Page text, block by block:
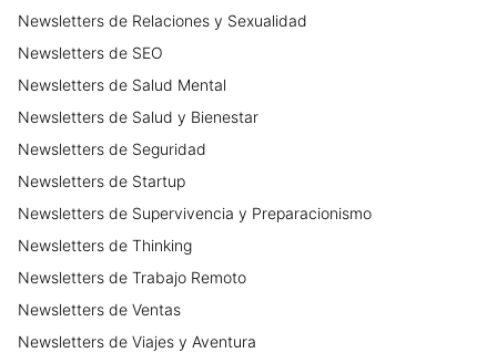
Newsletters de Relaciones y Sexualidad
Newsletters de SEO
Newsletters de Salud Mental
Newsletters de Salud y Bienestar
Newsletters de Seguridad
Newsletters de Startup
Newsletters de Supervivencia y Preparacionismo
Newsletters de Thinking
Newsletters de Trabajo Remoto
Newsletters de Ventas
Newsletters de Viajes y Aventura